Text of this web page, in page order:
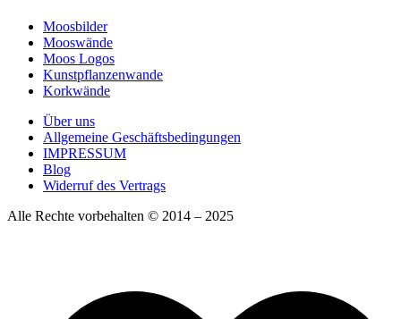
Moosbilder
Mooswände
Moos Logos
Kunstpflanzenwande
Korkwände
Über uns
Allgemeine Geschäftsbedingungen
IMPRESSUM
Blog
Widerruf des Vertrags
Alle Rechte vorbehalten © 2014 – 2025